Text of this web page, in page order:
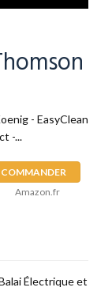
- EasyClean
-...
COMMANDER
Amazon.fr
Électrique et